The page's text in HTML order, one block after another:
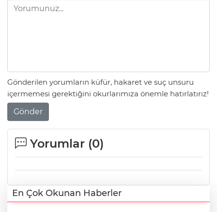
Gönderilen yorumların küfür, hakaret ve suç unsuru
içermemesi gerektiğini okurlarımıza önemle hatırlatırız!
Gönder
Yorumlar (0)
En Çok Okunan Haberler